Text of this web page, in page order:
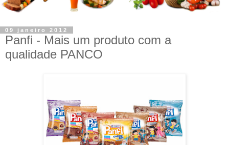
09 janeiro 2012
Panfi - Mais um produto com a
qualidade PANCO